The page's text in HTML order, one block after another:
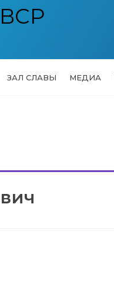
ЗАЛ СЛАВЫ МЕДИА